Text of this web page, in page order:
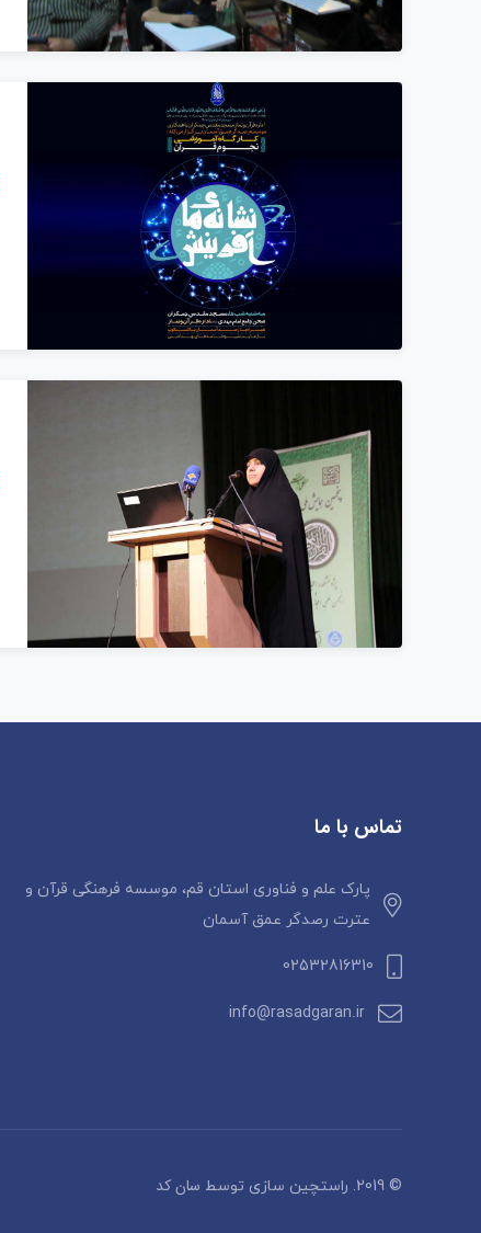
تماس با ما
پارک علم و فناوری استان قم، موسسه فرهنگی قرآن و
عترت رصدگر عمق آسمان
02532816310
info@rasadgaran.ir
© 2019. راستچین سازی توسط سان کد